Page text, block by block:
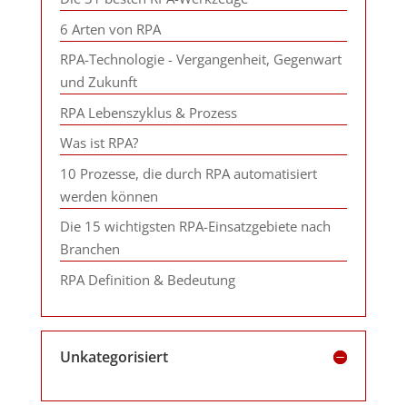
6 Arten von RPA
RPA-Technologie - Vergangenheit, Gegenwart
und Zukunft
RPA Lebenszyklus & Prozess
Was ist RPA?
10 Prozesse, die durch RPA automatisiert
werden können
Die 15 wichtigsten RPA-Einsatzgebiete nach
Branchen
RPA Definition & Bedeutung
Unkategorisiert